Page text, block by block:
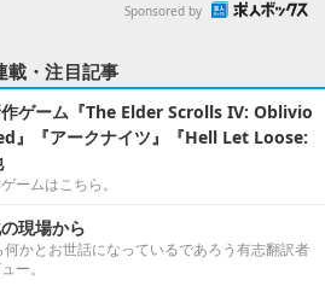
Sponsored by
載・注目記事
ゲーム『The Elder Scrolls IV: Oblivio
』『アークナイツ』『Hell Let Loose:
ームはこちら。
現場から
何かとお世話になっているであろう有志翻訳者
ー。